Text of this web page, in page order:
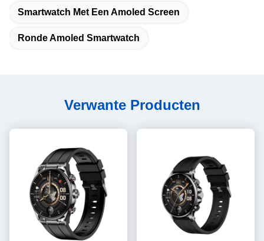
Smartwatch Met Een Amoled Screen
Ronde Amoled Smartwatch
Verwante Producten